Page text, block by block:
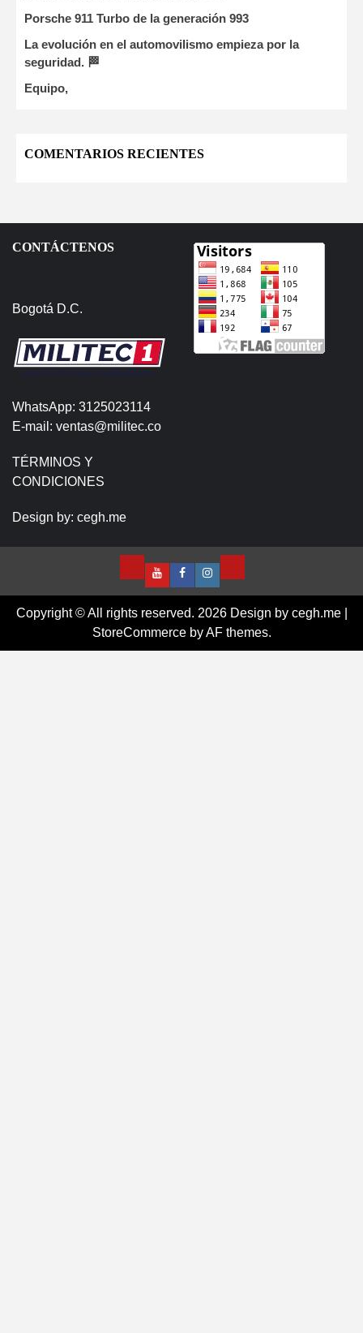
Porsche 911 Turbo de la generación 993
La evolución en el automovilismo empieza por la
seguridad. 🏁
Equipo,
COMENTARIOS RECIENTES
CONTÁCTENOS
Bogotá D.C.
WhatsApp: 3125023114
E-mail: ventas@militec.co
TÉRMINOS Y
CONDICIONES
Design by: cegh.me
Copyright © All rights reserved. 2026 Design by cegh.me
StoreCommerceby AF themes.